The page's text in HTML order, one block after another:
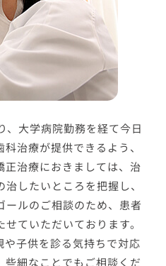
、大学病院勤務を経て今日
治療が提供できるよう、
正治療におきましては、治
したいところを把握し、
ールのご相談のため、患者
ていただいております。
や子供を診る気持ちで対応
些細なことでもご相談くだ